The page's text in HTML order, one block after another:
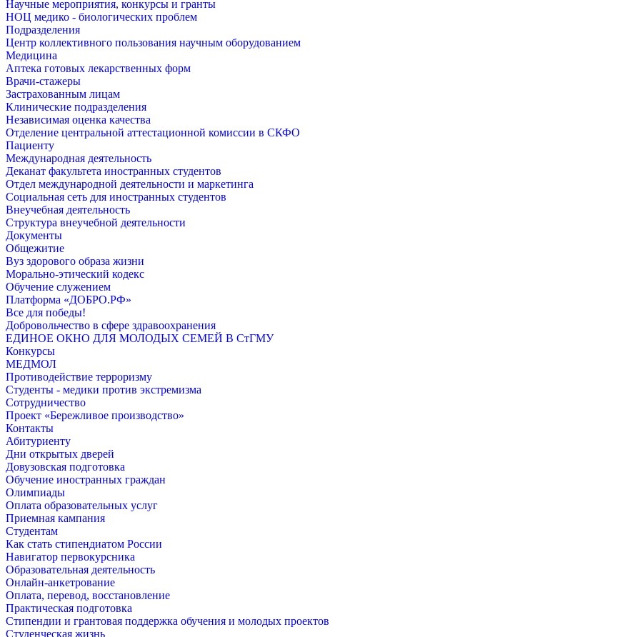
Научные мероприятия, конкурсы и гранты
НОЦ медико - биологических проблем
Подразделения
Центр коллективного пользования научным оборудованием
Медицина
Аптека готовых лекарственных форм
Врачи-стажеры
Застрахованным лицам
Клинические подразделения
Независимая оценка качества
Отделение центральной аттестационной комиссии в СКФО
Пациенту
Международная деятельность
Деканат факультета иностранных студентов
Отдел международной деятельности и маркетинга
Социальная сеть для иностранных студентов
Внеучебная деятельность
Структура внеучебной деятельности
Документы
Общежитие
Вуз здорового образа жизни
Морально-этический кодекс
Обучение служением
Платформа «ДОБРО.РФ»
Все для победы!
Добровольчество в сфере здравоохранения
ЕДИНОЕ ОКНО ДЛЯ МОЛОДЫХ СЕМЕЙ В СтГМУ
Конкурсы
МЕДМОЛ
Противодействие терроризму
Студенты - медики против экстремизма
Сотрудничество
Проект «Бережливое производство»
Контакты
Абитуриенту
Дни открытых дверей
Довузовская подготовка
Обучение иностранных граждан
Олимпиады
Оплата образовательных услуг
Приемная кампания
Студентам
Как стать стипендиатом России
Навигатор первокурсника
Образовательная деятельность
Онлайн-анкетрование
Оплата, перевод, восстановление
Практическая подготовка
Стипендии и грантовая поддержка обучения и молодых проектов
Студенческая жизнь